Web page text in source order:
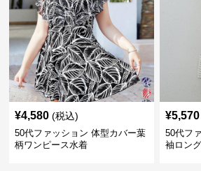
¥4,580 (税込)
50代ファッション 体型カバー葉
柄ワンピース水着
¥5,570
50代フ
袖ロン